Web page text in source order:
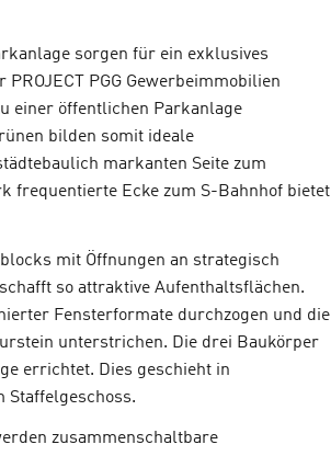
sorgen für ein exklusives
PGG Gewerbeimmobilien
einer öffentlichen Parkanlage
bilden somit ideale
markanten Seite zum
frequentierte Ecke zum S-Bahnhof bietet
mit Öffnungen an strategisch
so attraktive Aufenthaltsflächen.
Fensterformate durchzogen und die
unterstrichen. Die drei Baukörper
errichtet. Dies geschieht in
Staffelgeschoss.
zusammenschaltbare